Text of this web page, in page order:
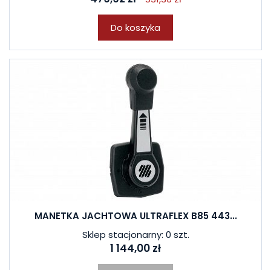
Do koszyka
MANETKA JACHTOWA ULTRAFLEX B85 443...
Sklep stacjonarny: 0 szt.
1 144,00 zł